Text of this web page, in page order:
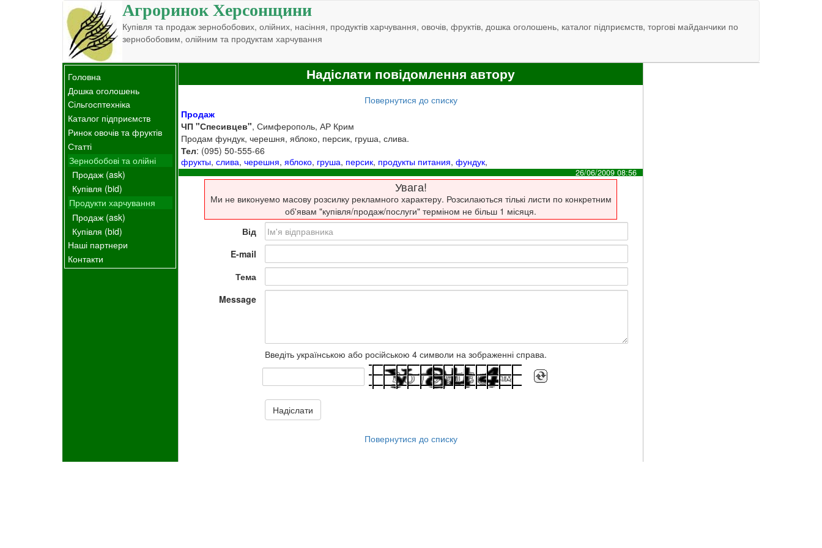
Агроринок Херсонщини
Купівля та продаж зернобобових, олійних, насіння, продуктів харчування, овочів, фруктів, дошка оголошень, каталог підприємств, торгові майданчики по
зернобобовим, олійним та продуктам харчування
Головна
Дошка оголошень
Сільгосптехніка
Каталог підприємств
Ринок овочів та фруктів
Статті
Зернобобові та олійні
Продаж (ask)
Купівля (bid)
Продукти харчування
Продаж (ask)
Купівля (bid)
Наші партнери
Контакти
Надіслати повідомлення автору
Повернутися до списку
Продаж
ЧП "Спесивцев", Симферополь, АР Крим
Продам фундук, черешня, яблоко, персик, груша, слива.
Тел: (095) 50-555-66
фрукты,слива,черешня,яблоко, груша, персик, продукты питания,фундук,
26/06/2009 08:56
Увага!
Ми не виконуемо масову розсилку рекламного характеру. Розсилаються тількі листи по конкретним
об'явам "купівля/продаж/послуги" терміном не більш 1 місяця.
Від
E-mail
Тема
Message
Введіть українською або російською 4 символи на зображенні справа.
Надіслати
Повернутися до списку